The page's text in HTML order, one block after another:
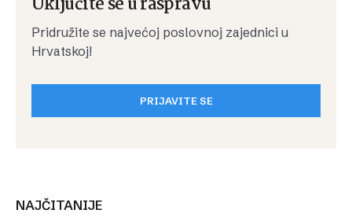
Pridružite se najvećoj poslovnoj zajednici u
Hrvatskoj!
PRIJAVITE SE
NAJČITANIJE